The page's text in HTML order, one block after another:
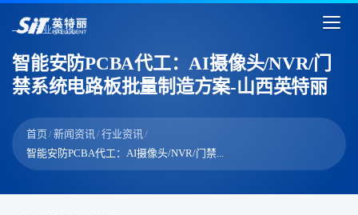
行业资讯
智能安防PCBA代工：AI摄像头/NVR/门
禁系统电路板批量制造方案-山西英特丽
首页 /新闻资讯 /行业资讯 /
智能安防PCBA代工：AI摄像头/NVR/门禁...